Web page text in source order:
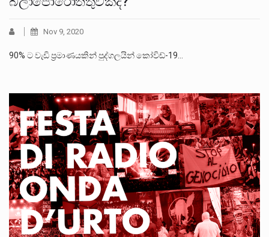
Nov 9, 2020
90% ට වැඩි ප්‍රමාණයකින් පුද්ගලයින් කෝවිඩ්-19…